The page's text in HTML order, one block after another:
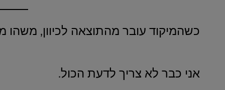
כשהמיקוד עובר מהתוצאה לכיוון,
אני כבר לא צריך לדעת הכול.